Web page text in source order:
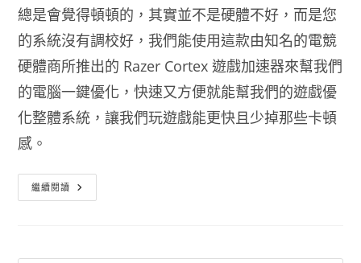
總是會覺得頓頓的，其實並不是硬體不好，而是您
的系統沒有調校好，我們能使用這款由知名的電競
硬體商所推出的 Razer Cortex 遊戲加速器來幫我們
的電腦一鍵優化，快速又方便就能幫我們的遊戲優
化整體系統，讓我們玩遊戲能更快且少掉那些卡頓
感。
繼續閱讀 Razer
Cortex
器